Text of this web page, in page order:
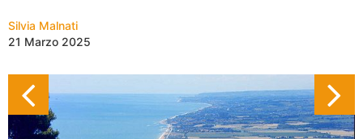
Silvia Malnati
21 Marzo 2025